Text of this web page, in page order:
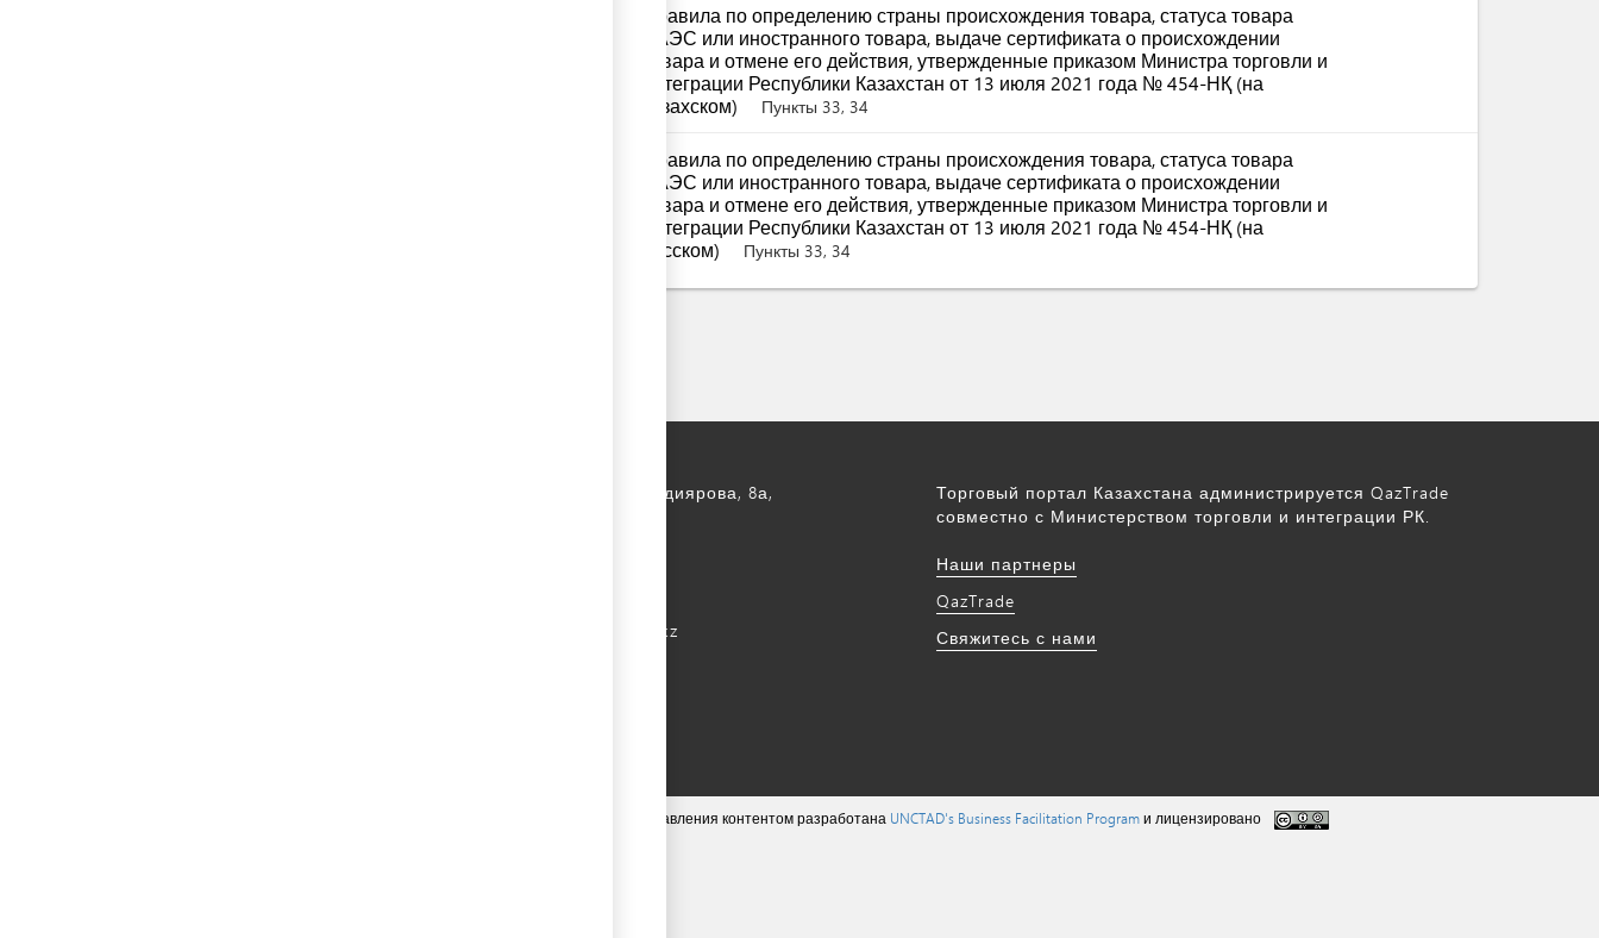
Правила по определению страны происхождения товара, статуса товара
ЕАЭС или иностранного товара, выдаче сертификата о происхождении
товара и отмене его действия, утвержденные приказом Министра торговли и
интеграции Республики Казахстан от 13 июля 2021 года № 454-НҚ (на
казахском)
Пункты 33, 34
Правила по определению страны происхождения товара, статуса товара
ЕАЭС или иностранного товара, выдаче сертификата о происхождении
товара и отмене его действия, утвержденные приказом Министра торговли и
интеграции Республики Казахстан от 13 июля 2021 года № 454-НҚ (на
русском)
Пункты 33, 34
г. Астана, ул. С. Асфендиярова, 8а,
kense@qaztrade.org.kz
Торговый портал Казахстана администрируется QazTrade
совместно с Министерством торговли и интеграции РК.
Наши партнеры
QazTrade
Свяжитесь с нами
Авторское право принадлежит eRegulations ©, система управления контентом разработана UNCTAD's Business Facilitation Programи лицензировано